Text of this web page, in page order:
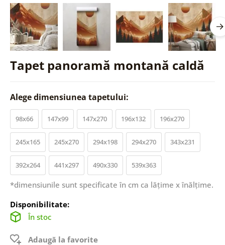
Tapet panoramă montană caldă
Alege dimensiunea tapetului:
98x66 147x99 147x270 196x132 196x270
245x165 245x270 294x198 294x270 343x231
392x264 441x297 490x330 539x363
*dimensiunile sunt specificate în cm ca lățime x înălțime.
Disponibilitate:
În stoc
Adaugă la favorite